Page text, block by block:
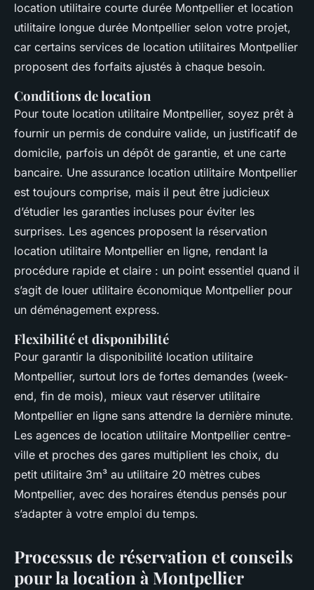
location utilitaire courte durée Montpellier et location
utilitaire longue durée Montpellier selon votre projet,
car certains services de location utilitaires Montpellier
proposent des forfaits ajustés à chaque besoin.
Conditions de location
Pour toute location utilitaire Montpellier, soyez prêt à
fournir un permis de conduire valide, un justificatif de
domicile, parfois un dépôt de garantie, et une carte
bancaire. Une assurance location utilitaire Montpellier
est toujours comprise, mais il peut être judicieux
d’étudier les garanties incluses pour éviter les
surprises. Les agences proposent la réservation
location utilitaire Montpellier en ligne, rendant la
procédure rapide et claire : un point essentiel quand il
s’agit de louer utilitaire économique Montpellier pour
un déménagement express.
Flexibilité et disponibilité
Pour garantir la disponibilité location utilitaire
Montpellier, surtout lors de fortes demandes (week-
end, fin de mois), mieux vaut réserver utilitaire
Montpellier en ligne sans attendre la dernière minute.
Les agences de location utilitaire Montpellier centre-
ville et proches des gares multiplient les choix, du
petit utilitaire 3m³ au utilitaire 20 mètres cubes
Montpellier, avec des horaires étendus pensés pour
s’adapter à votre emploi du temps.
Processus de réservation et conseils
pour la location à Montpellier